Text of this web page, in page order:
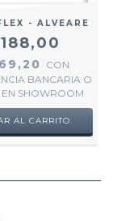
- ALVEARE
CON
BANCARIA O
EN SHOWROOM